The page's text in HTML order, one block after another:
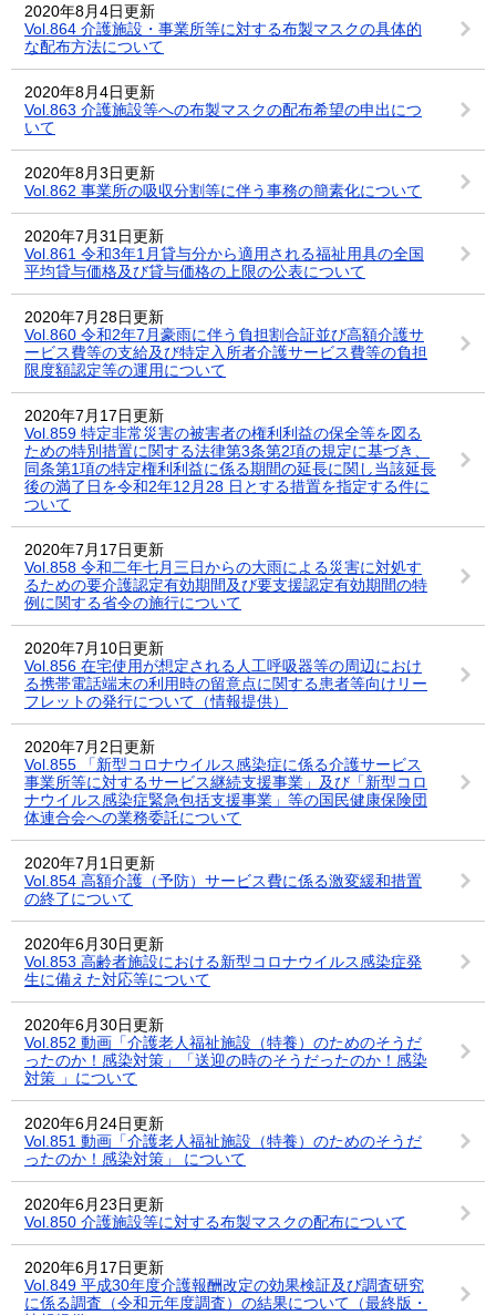
2020年8月4日更新
Vol.864 介護施設・事業所等に対する布製マスクの具体的
な配布方法について
2020年8月4日更新
Vol.863 介護施設等への布製マスクの配布希望の申出につ
いて
2020年8月3日更新
Vol.862 事業所の吸収分割等に伴う事務の簡素化について
2020年7月31日更新
Vol.861 令和3年1月貸与分から適用される福祉用具の全国
平均貸与価格及び貸与価格の上限の公表について
2020年7月28日更新
Vol.860 令和2年7月豪雨に伴う負担割合証並び高額介護サ
ービス費等の支給及び特定入所者介護サービス費等の負担
限度額認定等の運用について
2020年7月17日更新
Vol.859 特定非常災害の被害者の権利利益の保全等を図る
ための特別措置に関する法律第3条第2項の規定に基づき、
同条第1項の特定権利利益に係る期間の延長に関し当該延長
後の満了日を令和2年12月28 日とする措置を指定する件に
ついて
2020年7月17日更新
Vol.858 令和二年七月三日からの大雨による災害に対処す
るための要介護認定有効期間及び要支援認定有効期間の特
例に関する省令の施行について
2020年7月10日更新
Vol.856 在宅使用が想定される人工呼吸器等の周辺におけ
る携帯電話端末の利用時の留意点に関する患者等向けリー
フレットの発行について（情報提供）
2020年7月2日更新
Vol.855 「新型コロナウイルス感染症に係る介護サービス
事業所等に対するサービス継続支援事業」及び「新型コロ
ナウイルス感染症緊急包括支援事業」等の国民健康保険団
体連合会への業務委託について
2020年7月1日更新
Vol.854 高額介護（予防）サービス費に係る激変緩和措置
の終了について
2020年6月30日更新
Vol.853 高齢者施設における新型コロナウイルス感染症発
生に備えた対応等について
2020年6月30日更新
Vol.852 動画「介護老人福祉施設（特養）のためのそうだ
ったのか！感染対策」「送迎の時のそうだったのか！感染
対策 」について
2020年6月24日更新
Vol.851 動画「介護老人福祉施設（特養）のためのそうだ
ったのか！感染対策」 について
2020年6月23日更新
Vol.850 介護施設等に対する布製マスクの配布について
2020年6月17日更新
Vol.849 平成30年度介護報酬改定の効果検証及び調査研究
に係る調査（令和元年度調査）の結果について（最終版・